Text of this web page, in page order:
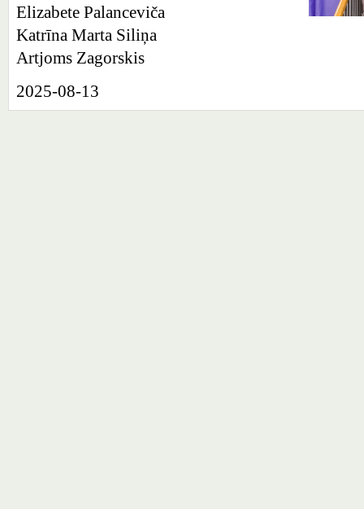
Elizabete Palanceviča
Katrīna Marta Siliņa
Artjoms Zagorskis
2025-08-13